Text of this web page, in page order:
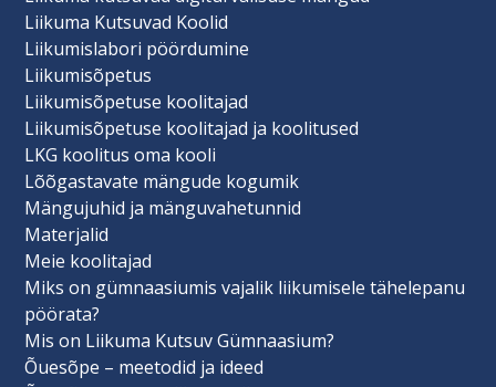
Liikuma Kutsuvad Koolid
Liikumislabori pöördumine
Liikumisõpetus
Liikumisõpetuse koolitajad
Liikumisõpetuse koolitajad ja koolitused
LKG koolitus oma kooli
Lõõgastavate mängude kogumik
Mängujuhid ja mänguvahetunnid
Materjalid
Meie koolitajad
Miks on gümnaasiumis vajalik liikumisele tähelepanu
pöörata?
Mis on Liikuma Kutsuv Gümnaasium?
Õuesõpe – meetodid ja ideed